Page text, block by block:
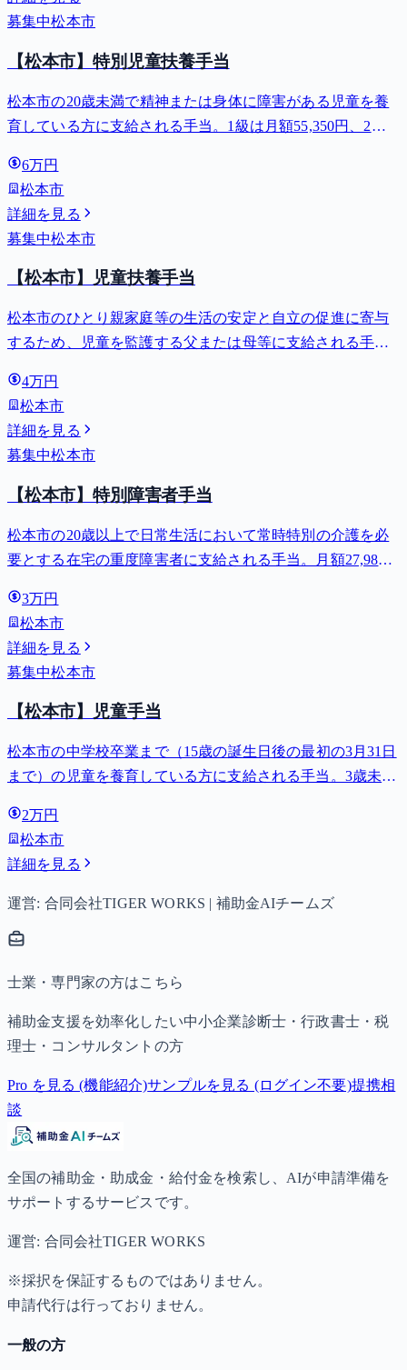
募集中松本市
【松本市】特別児童扶養手当
松本市の20歳未満で精神または身体に障害がある児童を養
育している方に支給される手当。1級は月額55,350円、2級
6万円
松本市
詳細を見る
募集中松本市
【松本市】児童扶養手当
松本市のひとり親家庭等の生活の安定と自立の促進に寄与
するため、児童を監護する父または母等に支給される手
4万円
松本市
詳細を見る
募集中松本市
【松本市】特別障害者手当
松本市の20歳以上で日常生活において常時特別の介護を必
要とする在宅の重度障害者に支給される手当。月額27,980
3万円
松本市
詳細を見る
募集中松本市
【松本市】児童手当
松本市の中学校卒業まで（15歳の誕生日後の最初の3月31日
まで）の児童を養育している方に支給される手当。3歳未満
子以降は15,000円）、中学生は月額10,000円。
2万円
松本市
詳細を見る
運営: 合同会社TIGER WORKS | 補助金AIチームズ
士業・専門家の方はこちら
補助金支援を効率化したい中小企業診断士・行政書士・税
理士・コンサルタントの方
Pro を見る (機能紹介)サンプルを見る (ログイン不要)提携相
談
全国の補助金・助成金・給付金を検索し、AIが申請準備を
サポートするサービスです。
運営: 合同会社TIGER WORKS
※採択を保証するものではありません。
申請代行は行っておりません。
一般の方